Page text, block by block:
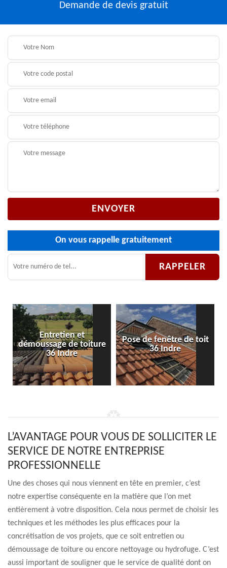
Demande de devis gratuit
On vous rappelle gratuitement
Entretien et
démoussage de toiture
36 Indre
Pose de fenêtre de toit
36 Indre
L’AVANTAGE POUR VOUS DE SOLLICITER LE
SERVICE DE NOTRE ENTREPRISE
PROFESSIONNELLE
Une des choses qui nous viennent en tête en premier, c’est
notre expertise conséquente en la matière que l’on met
entièrement à votre disposition. Cela nous permet de choisir les
techniques et les méthodes les plus efficaces pour la
concrétisation de vos projets, que ce soit entretien ou
démoussage de toiture ou encore nettoyage ou hydrofuge. C’est
aussi important de souligner que le service de qualité dont on